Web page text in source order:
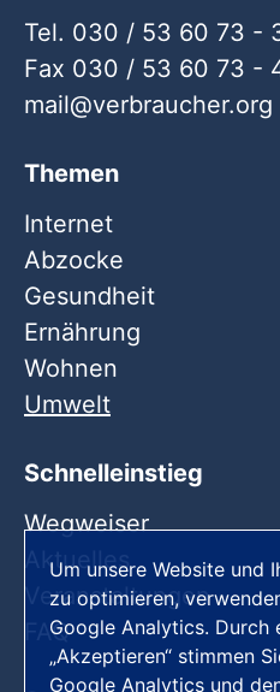
Tel. 030 / 53 60 73 -
Fax 030 / 53 60 73 -
mail
verbraucher org
Themen
Internet
Abzocke
Gesundheit
Ernährung
Wohnen
Umwelt
Schnelleinstieg
Wegweiser
Aktuelles
Veranstaltungen
FAQ
Um unsere Website und
zu optimieren,
Google Analytics. Durch
„Akzeptieren“ stimmen
Google Analytics und